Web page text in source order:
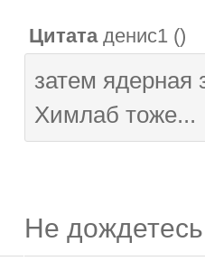
Цитата денис1 ()
затем ядерная
Химлаб тоже...
Не